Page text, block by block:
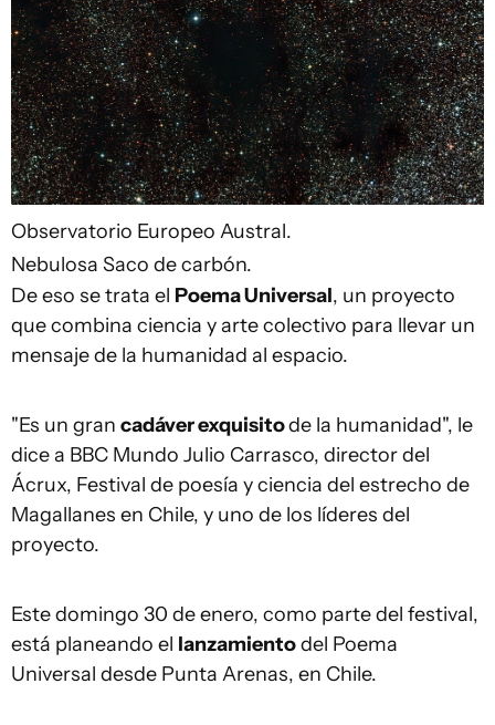
Observatorio Europeo Austral.
Nebulosa Saco de carbón.
De eso se trata el Poema Universal, un proyecto
que combina ciencia y arte colectivo para llevar un
mensaje de la humanidad al espacio.
"Es un gran cadáver exquisitode la humanidad", le
dice a BBC Mundo Julio Carrasco, director del
Ácrux, Festival de poesía y ciencia del estrecho de
Magallanes en Chile, y uno de los líderes del
proyecto.
Este domingo 30 de enero, como parte del festival,
está planeando el lanzamientodel Poema
Universal desde Punta Arenas, en Chile.